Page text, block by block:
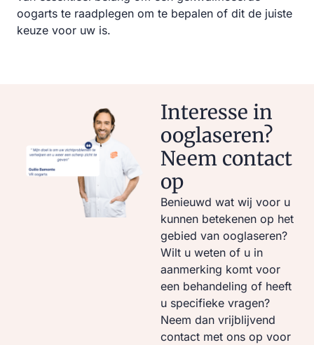
oogarts te raadplegen om te bepalen of dit de juiste
keuze voor uw is.
Interesse in
ooglaseren?
Neem contact
op
Benieuwd wat wij voor u
kunnen betekenen op het
gebied van ooglaseren?
Wilt u weten of u in
aanmerking komt voor
een behandeling of heeft
u specifieke vragen?
Neem dan vrijblijvend
contact met ons op voor